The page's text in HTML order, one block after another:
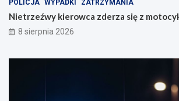
S
r
o
POLICJA WYPADKI ZATRZYMANIA
Nietrzeźwy kierowca zderza się z
8 sierpnia 2026